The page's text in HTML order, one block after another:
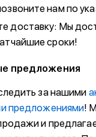
нам по
доставку: Мы
сроки!
предложения
за нашими
предложениями!
и